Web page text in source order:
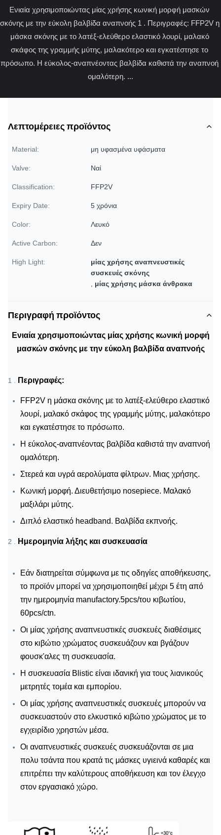
Ενιαία χρησιμοποιώντας μίας χρήσης κωνική μορφή μασκών
σκόνης με την εύκολη βαλβίδα αναπνοής 1 . Περιγραφές: FFP2V η
μάσκα σκόνης με το λατέξ-ελεύθερο ελαστικό λουρί, μαλακό
σκάφος της γραμμής μύτης, μαλακότερο και εγκατέστησε το
πρόσωπο. Η εύκολος-αναπνέοντας βαλβίδα καθιστά την αναπνοή
ομαλότερη. ...
Λεπτομέρειες προϊόντος
Material: μη υφασμένα υφάσματα
Valve: Ναί
Classification: FFP2V
Expiry Date: 5 χρόνια
Color: Λευκό
Active Carbon: Δεν
High Light:
μίας χρήσης αναπνευστικές
συσκευές σκόνης
μίας χρήσης μάσκα άνθρακα
Περιγραφή προϊόντος
Ενιαία χρησιμοποιώντας μίας χρήσης κωνική μορφή
μασκών σκόνης με την εύκολη βαλβίδα αναπνοής
1 . Περιγραφές:
FFP2V η μάσκα σκόνης με το λατέξ-ελεύθερο ελαστικό
λουρί, μαλακό σκάφος της γραμμής μύτης, μαλακότερο
και εγκατέστησε το πρόσωπο.
Η εύκολος-αναπνέοντας βαλβίδα καθιστά την αναπνοή
ομαλότερη.
Στερεά και υγρά αερολύματα φίλτρων. Μιας χρήσης.
Κωνική μορφή. Διευθετήσιμο nosepiece. Μαλακό
μαξιλάρι μύτης.
Διπλό ελαστικό headband. Βαλβίδα εκπνοής.
2 . Ημερομηνία λήξης και συσκευασία
Εάν διατηρείται σύμφωνα με τις οδηγίες αποθήκευσης,
το προϊόν μπορεί να χρησιμοποιηθεί μέχρι 5 έτη από
την ημερομηνία manufactory.5pcs/του κιβωτίου,
60pcs/ctn.
Οι μίας χρήσης αναπνευστικές συσκευές διαθέσιμες
στο κιβώτιο χρώματος συσκευάζουν και βγάζουν
φουσκ'αλες τη συσκευασία.
Η συσκευασία Blistic είναι ιδανική για τους λιανικούς
μετρητές τομέα και εμπορίου.
Οι μίας χρήσης αναπνευστικές συσκευές μπορούν να
συσκευαστούν στο ελκυστικό κιβώτιο χρώματος με το
εγχειρίδιο χρηστών μέσα.
Οι αναπνευστικές συσκευές συσκευάζονται σε μια
πολυ τσάντα που κρατά τις μάσκες υγιεινά καθαρές και
επιτρέπει την καλύτερους αποθήκευση και τον έλεγχο
στον εργασιακό χώρο.